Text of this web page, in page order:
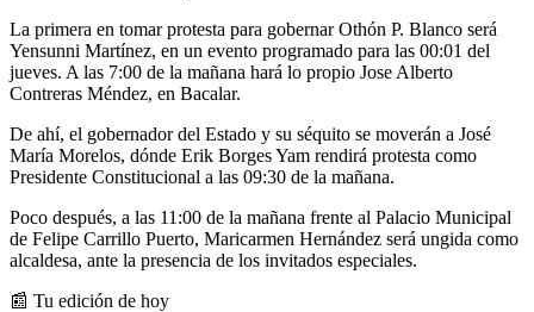
La primera en tomar protesta para gobernar Othón P. Blanco será
Yensunni Martínez, en un evento programado para las 00:01 del
jueves. A las 7:00 de la mañana hará lo propio Jose Alberto
Contreras Méndez, en Bacalar.
De ahí, el gobernador del Estado y su séquito se moverán a José
María Morelos, dónde Erik Borges Yam rendirá protesta como
Presidente Constitucional a las 09:30 de la mañana.
Poco después, a las 11:00 de la mañana frente al Palacio Municipal
de Felipe Carrillo Puerto, Maricarmen Hernández será ungida como
alcaldesa, ante la presencia de los invitados especiales.
📰 Tu edición de hoy